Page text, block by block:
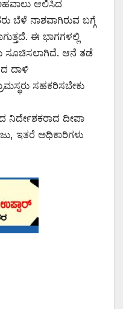
ಆಲಿಸಿದ
ಬೆಳೆ ನಾಶವಾಗಿರುವ ಬಗ್ಗೆ
ಈ ಭಾಗಗಳಲ್ಲಿ
ಸೂಚಿಸಲಾಗಿದೆ. ಆನೆ ತಡೆ
ದಾಳಿ
ಸಹಕರಿಸಬೇಕು
ನಿರ್ದೇಶಕರಾದ ದೀಪಾ
ಇತರೆ ಅಧಿಕಾರಿಗಳು